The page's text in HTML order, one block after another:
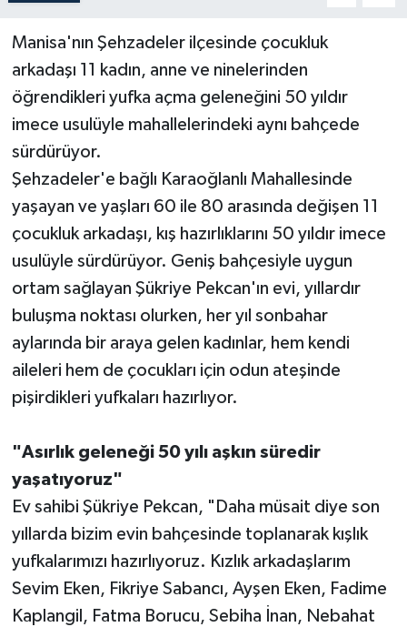
Manisa'nın Şehzadeler ilçesinde çocukluk
arkadaşı 11 kadın, anne ve ninelerinden
öğrendikleri yufka açma geleneğini 50 yıldır
imece usulüyle mahallelerindeki aynı bahçede
sürdürüyor.
Şehzadeler'e bağlı Karaoğlanlı Mahallesinde
yaşayan ve yaşları 60 ile 80 arasında değişen 11
çocukluk arkadaşı, kış hazırlıklarını 50 yıldır imece
usulüyle sürdürüyor. Geniş bahçesiyle uygun
ortam sağlayan Şükriye Pekcan'ın evi, yıllardır
buluşma noktası olurken, her yıl sonbahar
aylarında bir araya gelen kadınlar, hem kendi
aileleri hem de çocukları için odun ateşinde
pişirdikleri yufkaları hazırlıyor.
"Asırlık geleneği 50 yılı aşkın süredir
yaşatıyoruz"
Ev sahibi Şükriye Pekcan, "Daha müsait diye son
yıllarda bizim evin bahçesinde toplanarak kışlık
yufkalarımızı hazırlıyoruz. Kızlık arkadaşlarım
Sevim Eken, Fikriye Sabancı, Ayşen Eken, Fadime
Kaplangil, Fatma Borucu, Sebiha İnan, Nebahat